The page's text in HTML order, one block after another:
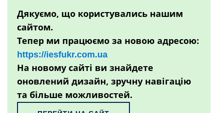
Дякуємо, що користувались нашим
сайтом.
Тепер ми працюємо за новою адресою:
https://iesfukr.com.ua
На новому сайті ви знайдете
оновлений дизайн, зручну навігацію
та більше можливостей.